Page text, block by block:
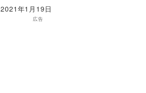
2021年1月19日
広告